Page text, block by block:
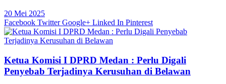
20 Mei 2025
Facebook Twitter Google+ Linked In Pinterest
Ketua Komisi I DPRD Medan : Perlu Digali
Penyebab Terjadinya Kerusuhan di Belawan